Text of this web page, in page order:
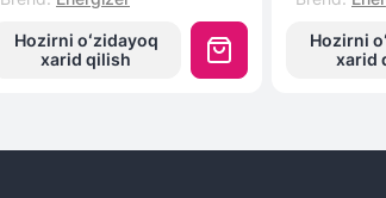
Hozirni oʻzidayoq
xarid qilish
Hozirni
xarid